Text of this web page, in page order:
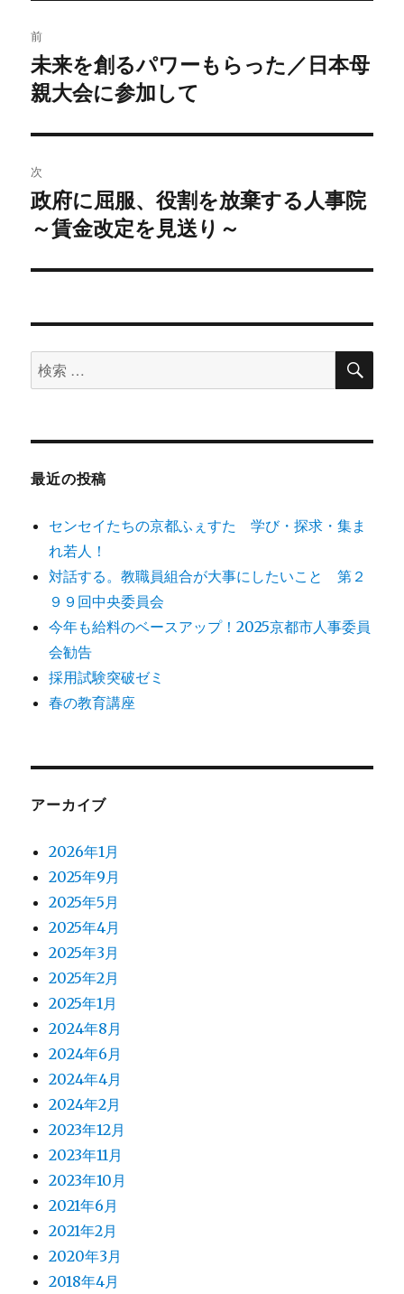
稿
ナ
ビ
ゲ
ー
シ
ン
前
過
去
投
稿:
未来を創るパワーもらった／日本母
親大会に参加して
次
次
の
稿:
政府に屈服、役割を放棄する人事院
～賃金改定を見送り～
検
索
象:
検
最近の投稿
センセイたちの京都ふぇすた 学び・探求・集ま
れ若人！
対話する。教職員組合が大事にしたいこと 第２
９９回中央委員会
今年も給料のベースアップ！2025京都市人事委員
会勧告
採用試験突破ゼミ
春の教育講座
アーカイブ
2026年1月
2025年9月
2025年5月
2025年4月
2025年3月
2025年2月
2025年1月
2024年8月
2024年6月
2024年4月
2024年2月
2023年12月
2023年11月
2023年10月
2021年6月
2021年2月
2020年3月
2018年4月